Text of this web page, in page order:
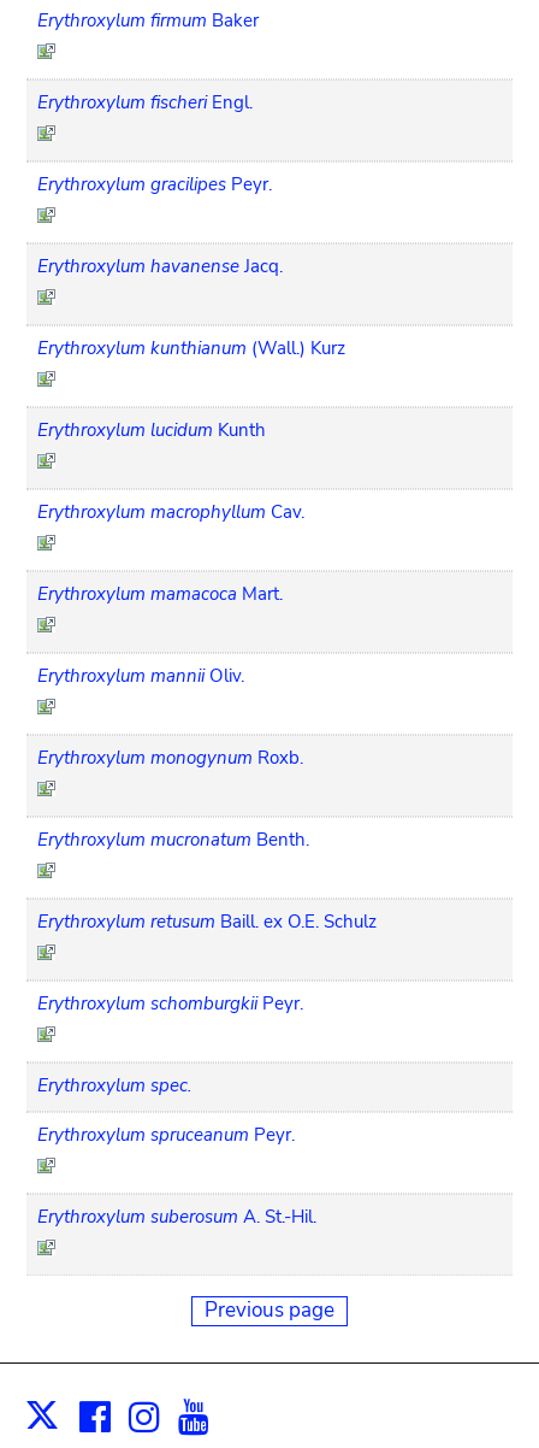
Erythroxylum firmum Baker
Erythroxylum fischeri Engl.
Erythroxylum gracilipes Peyr.
Erythroxylum havanense Jacq.
Erythroxylum kunthianum (Wall.) Kurz
Erythroxylum lucidum Kunth
Erythroxylum macrophyllum Cav.
Erythroxylum mamacoca Mart.
Erythroxylum mannii Oliv.
Erythroxylum monogynum Roxb.
Erythroxylum mucronatum Benth.
Erythroxylum retusum Baill. ex O.E. Schulz
Erythroxylum schomburgkii Peyr.
Erythroxylum spec.
Erythroxylum spruceanum Peyr.
Erythroxylum suberosum A. St.-Hil.
Previous page
X Facebook
Instagram